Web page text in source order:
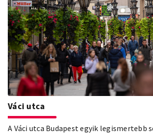
Váci utca
A Váci utca Budapest egyik legismertebb